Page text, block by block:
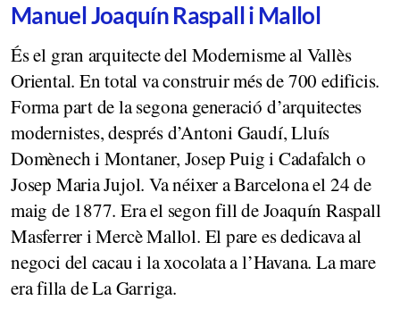
Manuel Joaquín Raspall i Mallol
És el gran arquitecte del Modernisme al Vallès
Oriental. En total va construir més de 700 edificis.
Forma part de la segona generació d’arquitectes
modernistes, després d’Antoni Gaudí, Lluís
Domènech i Montaner, Josep Puig i Cadafalch o
Josep Maria Jujol. Va néixer a Barcelona el 24 de
maig de 1877. Era el segon fill de Joaquín Raspall
Masferrer i Mercè Mallol. El pare es dedicava al
negoci del cacau i la xocolata a l’Havana. La mare
era filla de La Garriga.